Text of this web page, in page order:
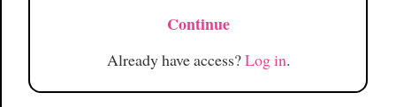
Continue
Already have access?Log in.